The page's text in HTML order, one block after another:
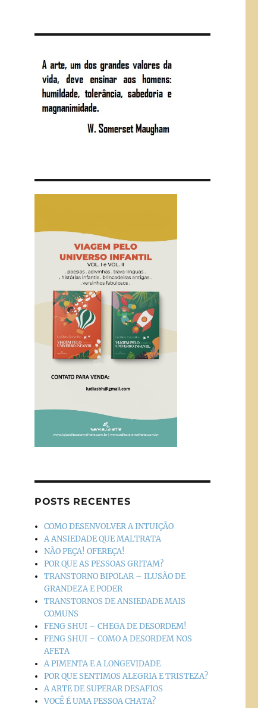
POSTS RECENTES
COMO DESENVOLVER A INTUIÇÃO
A ANSIEDADE QUE MALTRATA
NÃO PEÇA! OFEREÇA!
POR QUE AS PESSOAS GRITAM?
TRANSTORNO BIPOLAR – ILUSÃO DE
GRANDEZA E PODER
TRANSTORNOS DE ANSIEDADE MAIS
COMUNS
FENG SHUI – CHEGA DE DESORDEM!
FENG SHUI – COMO A DESORDEM NOS
AFETA
A PIMENTA E A LONGEVIDADE
POR QUE SENTIMOS ALEGRIA E TRISTEZA?
A ARTE DE SUPERAR DESAFIOS
VOCÊ É UMA PESSOA CHATA?